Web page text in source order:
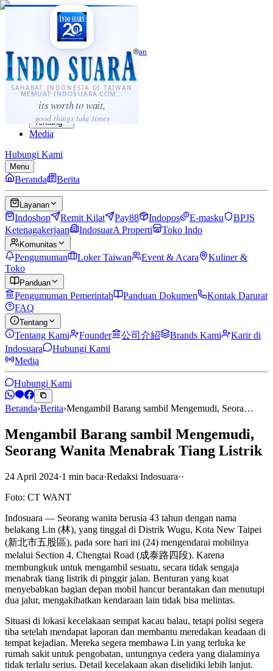
SAHABAT INDONESIA DI TAIWAN
MEMUAT INDOSUARA.COM...
its worth to wait,
good things take times
·...
⌘K
Sahabat Indonesia di Taiwan
Berita
Layanan
Komunitas
Panduan
Tentang
Media
Hubungi Kami
Menu
Beranda Berita
Layanan
Indoshop Remit Kilat Pay88 Indopos E-masku
BPJS
Ketenagakerjaan
IndosuarA Properti Toko Indo
Komunitas
Pengumuman Loker Taiwan Event & Acara
Kuliner &
Toko
Panduan
Pengumuman Pemerintah Panduan Dokumen
Kontak Darurat
FAQ
Tentang
Tentang Kami Founder 公司介紹 Brands Kami
Karir di
Indosuara
Hubungi Kami
Media
Hubungi Kami
Beranda›Berita›Mengambil Barang sambil Mengemudi, Seora…
Mengambil Barang sambil Mengemudi,
Seorang Wanita Menabrak Tiang Listrik
24 April 2024·1 min baca·Redaksi Indosuara··
Foto: CT WANT
Indosuara — Seorang wanita berusia 43 tahun dengan nama
belakang Lin (林), yang tinggal di Distrik Wugu, Kota New Taipei
(新北市五股區), pada sore hari ini (24) mengendarai mobilnya
melalui Section 4, Chengtai Road (成泰路四段). Karena
membungkuk untuk mengambil sesuatu, secara tidak sengaja
menabrak tiang listrik di pinggir jalan. Benturan yang kuat
menyebabkan bagian depan mobil hancur berantakan dan menutupi
dua jalur, mengakibatkan kendaraan lain tidak bisa melintas.
Situasi di lokasi kecelakaan sempat kacau balau, tetapi polisi segera
tiba setelah mendapat laporan dan membantu meredakan keadaan di
tempat kejadian. Mereka segera membawa Lin yang terluka ke
rumah sakit untuk pengobatan, untungnya cedera yang dialaminya
tidak terlalu serius. Detail kecelakaan akan diselidiki lebih lanjut.